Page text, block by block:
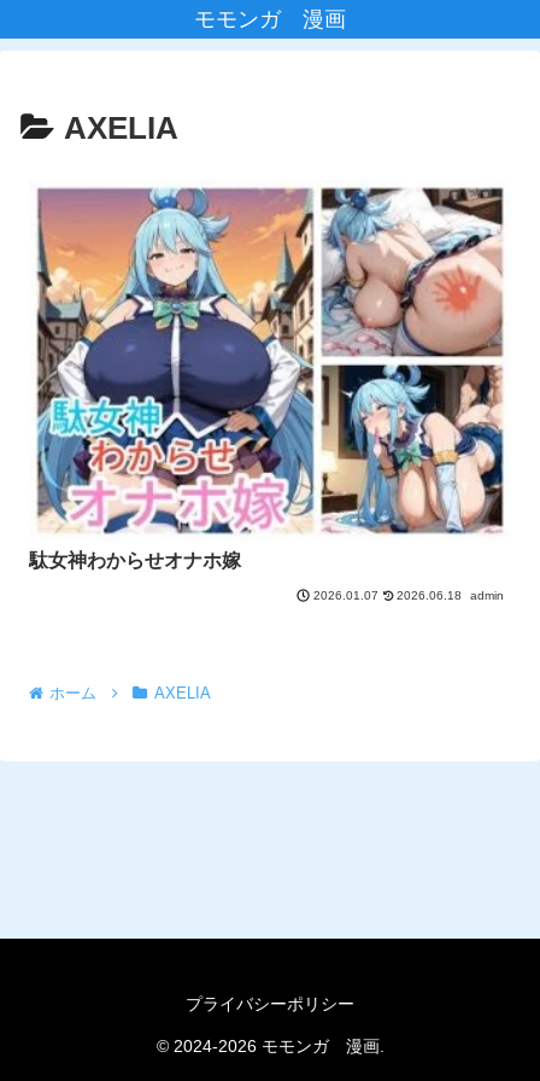
モモンガ 漫画
AXELIA
駄女神わからせオナホ嫁
2026.01.07 2026.06.18 admin
ホーム AXELIA
プライバシーポリシー
© 2024-2026 モモンガ 漫画.